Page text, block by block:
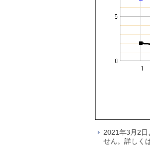
2021年3月2日
せん。詳しく